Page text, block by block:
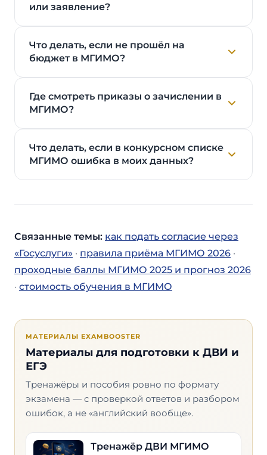
или заявление?
Что делать, если не прошёл на
бюджет в МГИМО?
Где смотреть приказы о зачислении в
МГИМО?
Что делать, если в конкурсном списке
МГИМО ошибка в моих данных?
Связанные темы: как подать согласие через
«Госуслуги» · правила приёма МГИМО 2026 ·
проходные баллы МГИМО 2025 и прогноз 2026
· стоимость обучения в МГИМО
МАТЕРИАЛЫ EXAMBOOSTER
Материалы для подготовки к ДВИ и
ЕГЭ
Тренажёры и пособия ровно по формату
экзамена — с проверкой ответов и разбором
ошибок, а не «английский вообще».
Тренажёр ДВИ МГИМО